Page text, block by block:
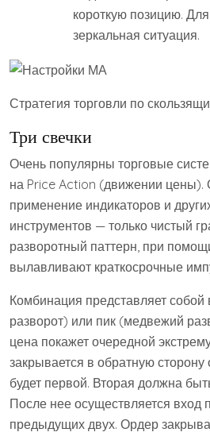
короткую позицию.
зеркальная ситуация.
Стратегия торговли по
Три свечки
Очень популярны торговые
на Price Action (движении цены).
применение индикаторов и
инструментов — только чистый
разворотный паттерн, при
вылавливают краткосрочные
Комбинация представляет
разворот) или пик (медвежий
цена покажет очередной
закрывается в обратную
будет первой. Вторая должна
После нее осуществляется вход
предыдущих двух. Ордер